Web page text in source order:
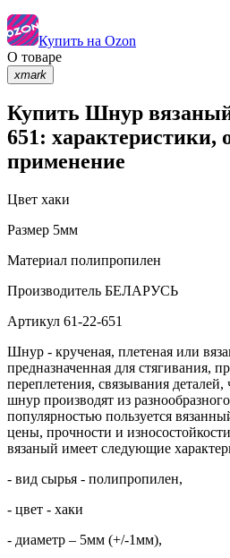
Купить на Ozon
О товаре
xmark
Купить Шнур
651: характеристики,
применение
Цвет хаки
Размер 5мм
Материал полипропилен
Производитель БЕЛАРУСЬ
Артикул 61-22-651
Шнур - крученая, плетеная или
предназначенная для стягивания,
переплетения, связывания
шнур производят из
популярностью пользуется
цены, прочности и
вязаный имеет следующие
- вид сырья - полипропилен,
- цвет - хаки
- диаметр – 5мм (+/-1мм),